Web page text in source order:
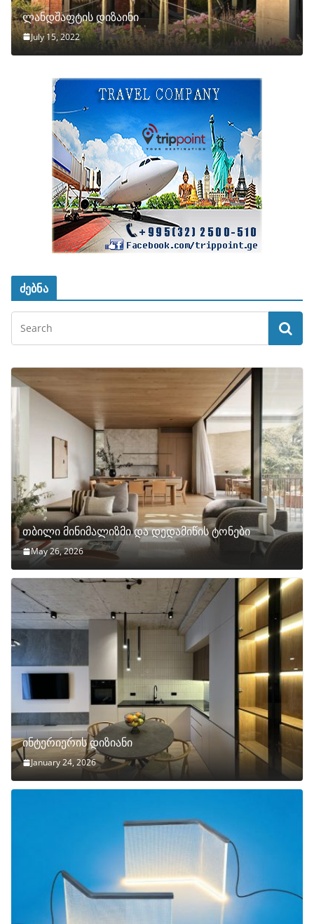
ლანდშაფტის დიზაინი
July 15, 2022
ძებნა
თბილი მინიმალიზმი და დედამიწის ტონები
May 26, 2026
ინტერიერის დიზიანი
January 24, 2026